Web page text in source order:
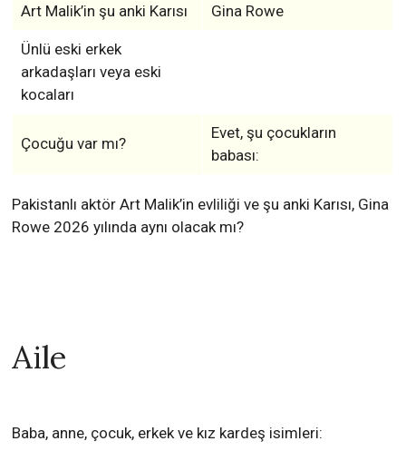
Art Malik’in şu anki Karısı Gina Rowe
Ünlü eski erkek
arkadaşları veya eski
kocaları
Çocuğu var mı?
Evet, şu çocukların
babası:
Pakistanlı aktör Art Malik’in evliliği ve şu anki Karısı, Gina
Rowe 2026 yılında aynı olacak mı?
Aile
Baba, anne, çocuk, erkek ve kız kardeş isimleri: